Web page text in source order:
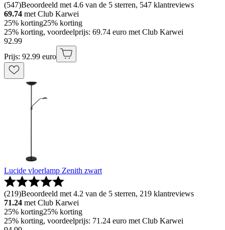
(547)Beoordeeld met 4.6 van de 5 sterren, 547 klantreviews
69.74 met Club Karwei
25% korting25% korting
25% korting, voordeelprijs: 69.74 euro met Club Karwei
92.99
Prijs: 92.99 euro
Lucide vloerlamp Zenith zwart
(219)Beoordeeld met 4.2 van de 5 sterren, 219 klantreviews
71.24 met Club Karwei
25% korting25% korting
25% korting, voordeelprijs: 71.24 euro met Club Karwei